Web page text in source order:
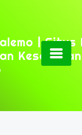
| Situs